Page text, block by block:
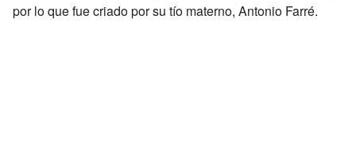
por lo que fue criado por su tío materno, Antonio Farré.